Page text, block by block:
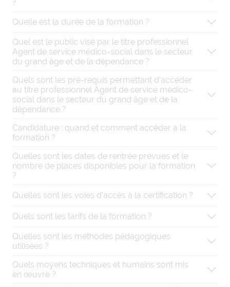
?
Quelle est la durée de la formation ?
Quel est le public visé par le titre professionnel
Agent de service médico-social dans le secteur
du grand âge et de la dépendance ?
Quels sont les pré-requis permettant d’accéder
au titre professionnel Agent de service médico-
social dans le secteur du grand âge et de la
dépendance ?
Candidature : quand et comment accéder à la
formation ?
Quelles sont les dates de rentrée prévues et le
nombre de places disponibles pour la formation
?
Quelles sont les voies d’accès à la certification ?
Quels sont les tarifs de la formation ?
Quelles sont les méthodes pédagogiques
utilisées ?
Quels moyens techniques et humains sont mis
en œuvre ?